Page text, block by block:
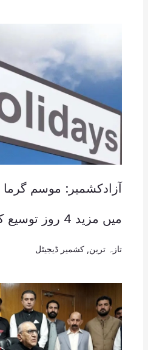
آزادکشمیر: موسم
میں مزید 4 روز توسیع کا اعلان
تازہ ترین کشمیر ڈیجیٹل